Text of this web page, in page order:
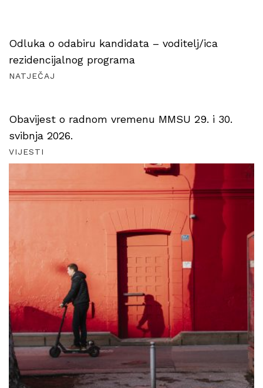
Odluka o odabiru kandidata – voditelj/ica
rezidencijalnog programa
NATJEČAJ
Obavijest o radnom vremenu MMSU 29. i 30.
svibnja 2026.
VIJESTI